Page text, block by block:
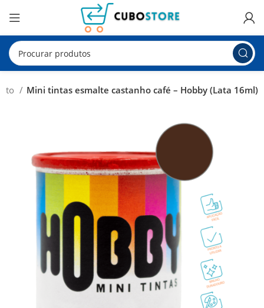
Mini tintas esmalte castanho café – Hobby (Lata 16ml)